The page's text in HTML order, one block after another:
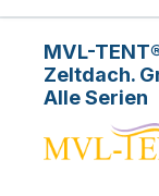
MVL-
Zeltdach.
Alle Serien